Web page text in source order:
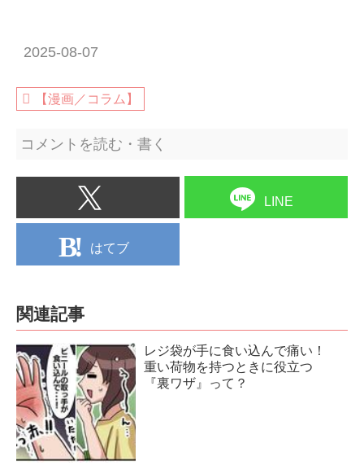
2025-08-07
【漫画／コラム】
コメントを読む・書く
LINE
はてブ
関連記事
レジ袋が手に食い込んで痛い！
重い荷物を持つときに役立つ
『裏ワザ』って？